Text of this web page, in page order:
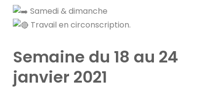
Samedi & dimanche
Travail en circonscription.
Semaine du 18 au 24
janvier 2021